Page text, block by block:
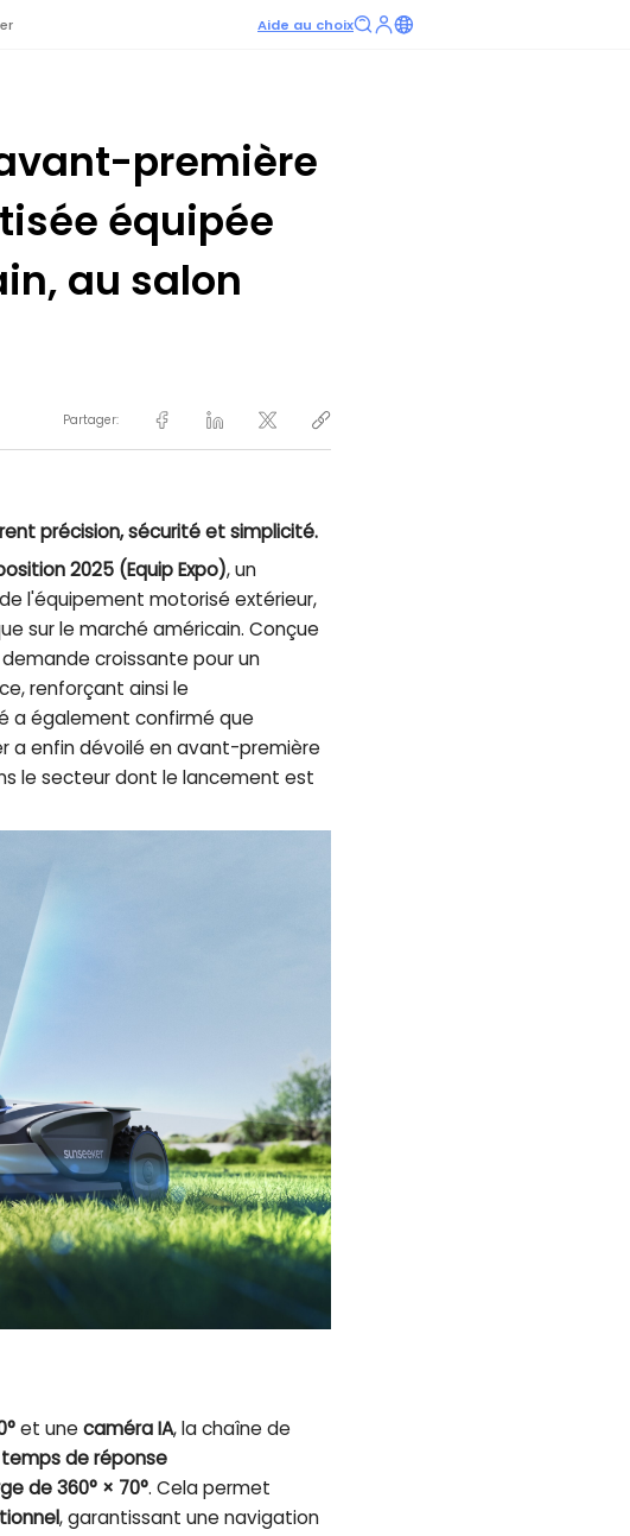
Aide au choix
première
équipée
au salon
Partager:
précision, sécurité et simplicité.
2025 (Equip Expo), un
l'équipement motorisé extérieur,
sur le marché américain. Conçue
croissante pour un
renforçant ainsi le
a également confirmé que
a enfin dévoilé en avant-première
le secteur dont le lancement est
et unecaméra IA, la chaîne de
temps de réponse
de 360° × 70°. Cela permet
, garantissant une navigation